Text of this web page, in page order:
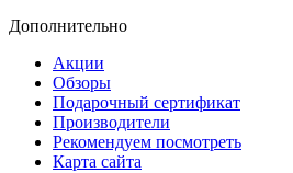
Дополнительно
Акции
Обзоры
Подарочный сертификат
Производители
Рекомендуем посмотреть
Карта сайта